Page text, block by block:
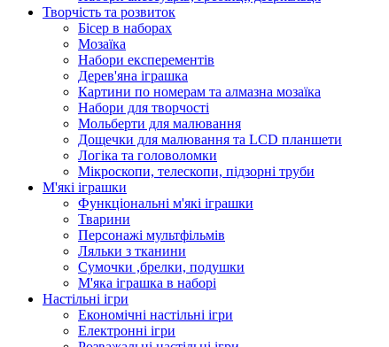
Творчість та розвиток
Бісер в наборах
Мозаїка
Набори експерементів
Дерев'яна іграшка
Картини по номерам та алмазна мозаїка
Набори для творчості
Мольберти для малювання
Дощечки для малювання та LCD планшети
Логіка та головоломки
Мікроскопи, телескопи, підзорні труби
М'які іграшки
Функціональні м'які іграшки
Тварини
Персонажі мультфільмів
Ляльки з тканини
Сумочки ,брелки, подушки
М'яка іграшка в наборі
Настільні ігри
Економічні настільні ігри
Електронні ігри